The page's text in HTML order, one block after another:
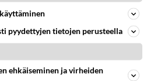
Tämä leffa tv:ssä herättää
kaudesta tyly paljastus
pyydettyjen tietojen perusteella
ehkäiseminen ja virheiden